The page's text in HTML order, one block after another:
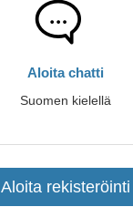
Aloita chatti
Suomen kielellä
Aloita rekisteröinti